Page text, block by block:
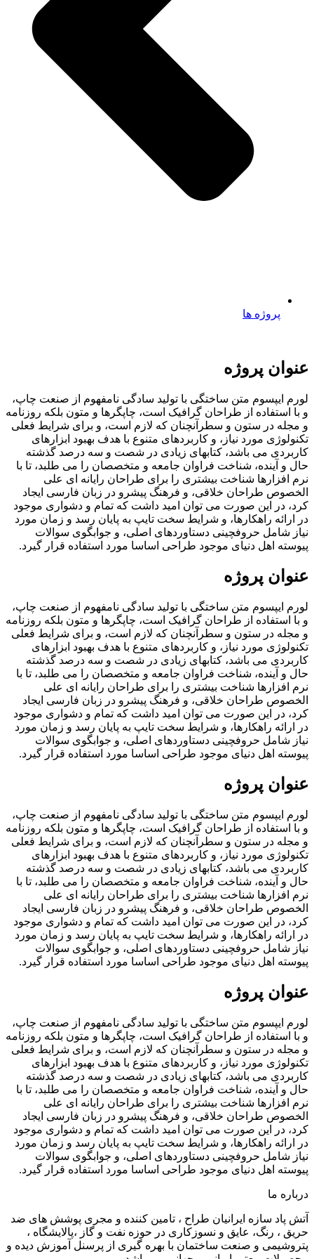
پروژه ها
عنوان پروژه
لورم ایپسوم متن ساختگی با تولید سادگی نامفهوم از صنعت چاپ،
و با استفاده از طراحان گرافیک است، چاپگرها و متون بلکه روزنامه
و مجله در ستون و سطرآنچنان که لازم است، و برای شرایط فعلی
تکنولوژی مورد نیاز، و کاربردهای متنوع با هدف بهبود ابزارهای
کاربردی می باشد، کتابهای زیادی در شصت و سه درصد گذشته
حال و آینده، شناخت فراوان جامعه و متخصصان را می طلبد، تا با
نرم افزارها شناخت بیشتری را برای طراحان رایانه ای علی
الخصوص طراحان خلاقی، و فرهنگ پیشرو در زبان فارسی ایجاد
کرد، در این صورت می توان امید داشت که تمام و دشواری موجود
در ارائه راهکارها، و شرایط سخت تایپ به پایان رسد و زمان مورد
نیاز شامل حروفچینی دستاوردهای اصلی، و جوابگوی سوالات
پیوسته اهل دنیای موجود طراحی اساسا مورد استفاده قرار گیرد.
عنوان پروژه
لورم ایپسوم متن ساختگی با تولید سادگی نامفهوم از صنعت چاپ،
و با استفاده از طراحان گرافیک است، چاپگرها و متون بلکه روزنامه
و مجله در ستون و سطرآنچنان که لازم است، و برای شرایط فعلی
تکنولوژی مورد نیاز، و کاربردهای متنوع با هدف بهبود ابزارهای
کاربردی می باشد، کتابهای زیادی در شصت و سه درصد گذشته
حال و آینده، شناخت فراوان جامعه و متخصصان را می طلبد، تا با
نرم افزارها شناخت بیشتری را برای طراحان رایانه ای علی
الخصوص طراحان خلاقی، و فرهنگ پیشرو در زبان فارسی ایجاد
کرد، در این صورت می توان امید داشت که تمام و دشواری موجود
در ارائه راهکارها، و شرایط سخت تایپ به پایان رسد و زمان مورد
نیاز شامل حروفچینی دستاوردهای اصلی، و جوابگوی سوالات
پیوسته اهل دنیای موجود طراحی اساسا مورد استفاده قرار گیرد.
عنوان پروژه
لورم ایپسوم متن ساختگی با تولید سادگی نامفهوم از صنعت چاپ،
و با استفاده از طراحان گرافیک است، چاپگرها و متون بلکه روزنامه
و مجله در ستون و سطرآنچنان که لازم است، و برای شرایط فعلی
تکنولوژی مورد نیاز، و کاربردهای متنوع با هدف بهبود ابزارهای
کاربردی می باشد، کتابهای زیادی در شصت و سه درصد گذشته
حال و آینده، شناخت فراوان جامعه و متخصصان را می طلبد، تا با
نرم افزارها شناخت بیشتری را برای طراحان رایانه ای علی
الخصوص طراحان خلاقی، و فرهنگ پیشرو در زبان فارسی ایجاد
کرد، در این صورت می توان امید داشت که تمام و دشواری موجود
در ارائه راهکارها، و شرایط سخت تایپ به پایان رسد و زمان مورد
نیاز شامل حروفچینی دستاوردهای اصلی، و جوابگوی سوالات
پیوسته اهل دنیای موجود طراحی اساسا مورد استفاده قرار گیرد.
عنوان پروژه
لورم ایپسوم متن ساختگی با تولید سادگی نامفهوم از صنعت چاپ،
و با استفاده از طراحان گرافیک است، چاپگرها و متون بلکه روزنامه
و مجله در ستون و سطرآنچنان که لازم است، و برای شرایط فعلی
تکنولوژی مورد نیاز، و کاربردهای متنوع با هدف بهبود ابزارهای
کاربردی می باشد، کتابهای زیادی در شصت و سه درصد گذشته
حال و آینده، شناخت فراوان جامعه و متخصصان را می طلبد، تا با
نرم افزارها شناخت بیشتری را برای طراحان رایانه ای علی
الخصوص طراحان خلاقی، و فرهنگ پیشرو در زبان فارسی ایجاد
کرد، در این صورت می توان امید داشت که تمام و دشواری موجود
در ارائه راهکارها، و شرایط سخت تایپ به پایان رسد و زمان مورد
نیاز شامل حروفچینی دستاوردهای اصلی، و جوابگوی سوالات
پیوسته اهل دنیای موجود طراحی اساسا مورد استفاده قرار گیرد.
درباره ما
آتش پاد سازه ایرانیان طراح ، تامین کننده و مجری پوشش های ضد
حریق ، رنگ، عایق و نسوزکاری در حوزه نفت و گاز ،پالایشگاه ،
پتروشیمی و صنعت ساختمان با بهره گیری از پرسنل آموزش دیده و